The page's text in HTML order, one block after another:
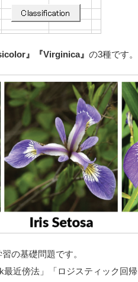
』『Virginica』 の3種です。
の基礎問題です。
近傍法」「ロジスティック回